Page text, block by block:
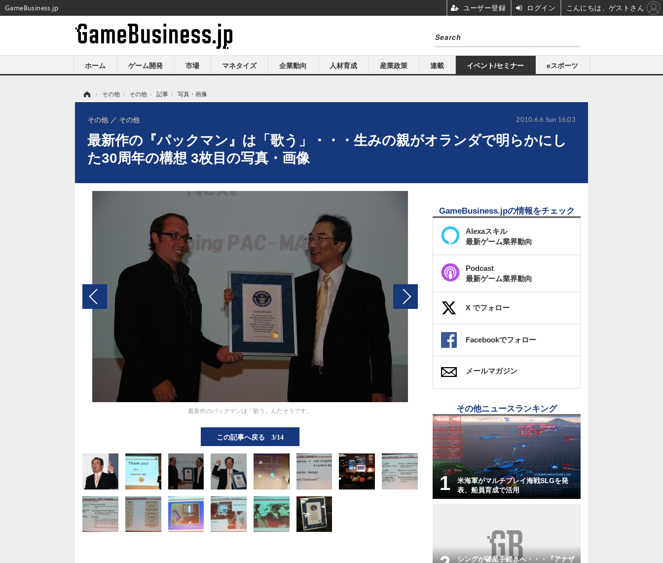
ホーム ゲーム開発 市場 マネタイズ 企業動向 人材育成 産業政策 連載 イベント/セミナー eスポーツ
› その他 › その他 › 記事 › 写真・画像
最新作の『パックマン』は「歌う」・・・生みの親がオランダで明らかにし
た30周年の構想 3枚目の写真・画像
その他 その他 2010.6.6 Sun 16:03
最新作のパックマンは「歌う」んだそうです。
この記事へ戻る 3/14
GameBusiness.jpの情報をチェック
Alexaスキル
最新ゲーム業界動向
Podcast
最新ゲーム業界動向
X でフォロー
Facebookでフォロー
メールマガジン
その他ニュースランキング
米海軍がマルチプレイ海戦SLGを発
表、船員育成で活用
シングが破産手続きへ・・・『アナザ
GameBusiness.jp ユーザー登録 ログイン こんにちは、ゲストさん